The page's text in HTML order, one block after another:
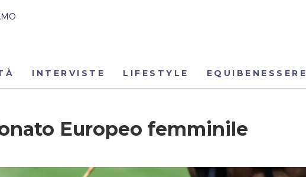
INTERVISTE LIFESTYLE EQUIBENESSERE
Europeo femminile